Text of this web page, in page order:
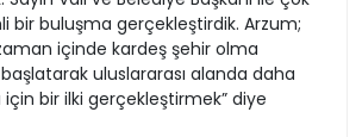
bir buluşma gerçekleştirdik. Arzum;
içinde kardeş şehir olma
uluslararası alanda daha
bir ilki gerçekleştirmek” diye